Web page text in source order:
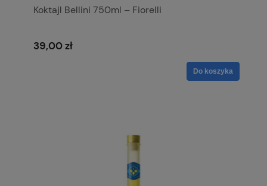
Koktajl Bellini 750ml – Fiorelli
39,00 zł
Do koszyka